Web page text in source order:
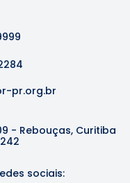
pr.org.br
- Rebouças, Curitiba
sociais: